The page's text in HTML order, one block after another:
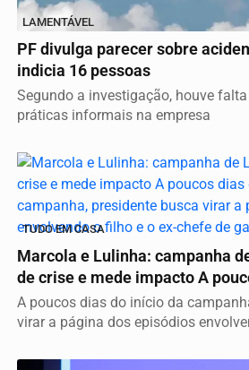
LAMENTÁVEL
PF divulga parecer sobre
indicia 16 pessoas
Segundo a investigação, houve
práticas informais na empresa
TUDO EM CASA
Marcola e Lulinha: campanha
de crise e mede impacto A
A poucos dias do início da
virar a página dos episódios